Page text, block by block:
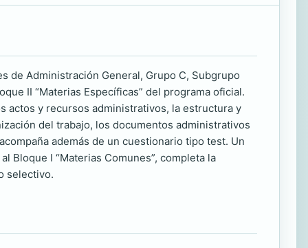
de Administración General, Grupo C, Subgrupo
II “Materias Específicas” del programa oficial.
actos y recursos administrativos, la estructura y
del trabajo, los documentos administrativos
además de un cuestionario tipo test. Un
Bloque I “Materias Comunes”, completa la
selectivo.